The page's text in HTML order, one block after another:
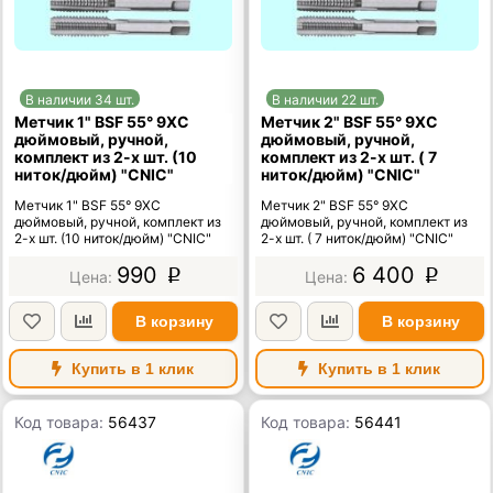
В наличии 34 шт.
Метчик 1" BSF 55° 9ХС
дюймовый, ручной,
комплект из 2-х шт. (10
ниток/дюйм) "CNIC"
Метчик 1" BSF 55° 9ХС
дюймовый, ручной, комплект из
2-х шт. (10 ниток/дюйм) "CNIC"
990 p
В корзину
Купить в 1 клик
В наличии 22 шт.
Метчик 2" BSF 55° 9ХС
дюймовый, ручной,
комплект из 2-х шт. ( 7
ниток/дюйм) "CNIC"
Метчик 2" BSF 55° 9ХС
дюймовый, ручной, комплект из
2-х шт. ( 7 ниток/дюйм) "CNIC"
6 400 p
В корзину
Купить в 1 клик
Код товара: 56437 Код товара: 56441